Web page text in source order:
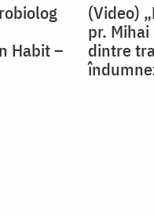
Habit –
(Video)
pr.
dintre